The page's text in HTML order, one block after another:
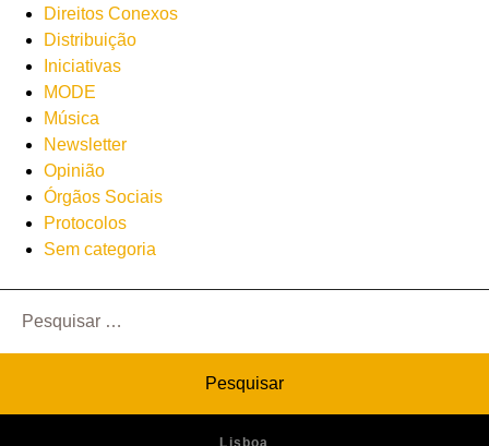
Direitos Conexos
Distribuição
Iniciativas
MODE
Música
Newsletter
Opinião
Órgãos Sociais
Protocolos
Sem categoria
por:
Lisboa